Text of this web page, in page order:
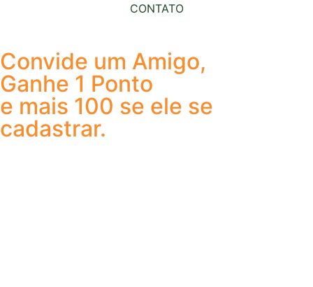
CONTATO
Convide um Amigo,
Ganhe 1 Ponto
e mais 100 se ele se
cadastrar.